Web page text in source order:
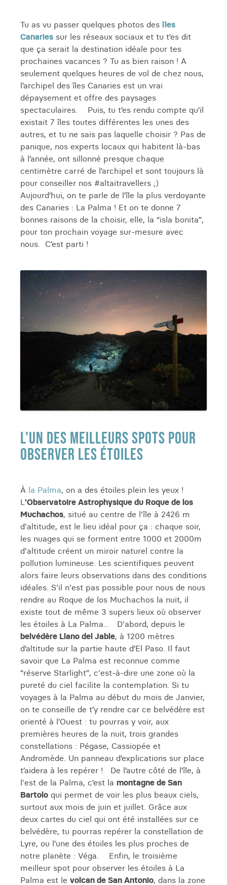
Tu as vu passer quelques photos desîles
Canaries sur les réseaux sociaux et tu t’es dit
que ça serait la destination idéale pour tes
prochaines vacances ? Tu as bien raison ! A
seulement quelques heures de vol de chez nous,
l’archipel des îles Canaries est un vrai
dépaysement et offre des paysages
spectaculaires. Puis, tu t’es rendu compte qu’il
existait 7 îles toutes différentes les unes des
autres, et tu ne sais pas laquelle choisir ? Pas de
panique, nos experts locaux qui habitent là-bas
à l’année, ont sillonné presque chaque
centimètre carré de l’archipel et sont toujours là
pour conseiller nos #altaitravellers ;)
Aujourd’hui, on te parle de l’île la plus verdoyante
des Canaries : La Palma ! Et on te donne 7
bonnes raisons de la choisir, elle, la “isla bonita”,
pour ton prochain voyage sur-mesure avec
nous. C’est parti !
L'UN DES MEILLEURS SPOTS POUR
OBSERVER LES ÉTOILES
À la Palma, on a des étoiles plein les yeux !
L'Observatoire Astrophysique du Roque de los
Muchachos, situé au centre de l'île à 2426 m
d'altitude, est le lieu idéal pour ça : chaque soir,
les nuages qui se forment entre 1000 et 2000m
d'altitude créent un miroir naturel contre la
pollution lumineuse. Les scientifiques peuvent
alors faire leurs observations dans des conditions
idéales. S'il n'est pas possible pour nous de nous
rendre au Roque de los Muchachos la nuit, il
existe tout de même 3 supers lieux où observer
les étoiles à La Palma... D'abord, depuis le
belvédère Llano del Jable, à 1200 mètres
d’altitude sur la partie haute d’El Paso. Il faut
savoir que La Palma est reconnue comme
“réserve Starlight”, c'est-à-dire une zone où la
pureté du ciel facilite la contemplation. Si tu
voyages à la Palma au début du mois de Janvier,
on te conseille de t’y rendre car ce belvédère est
orienté à l’Ouest : tu pourras y voir, aux
premières heures de la nuit, trois grandes
constellations : Pégase, Cassiopée et
Andromède. Un panneau d’explications sur place
t’aidera à les repérer ! De l’autre côté de l’île, à
l'est de la Palma, c’est la montagne de San
Bartolo qui permet de voir les plus beaux ciels,
surtout aux mois de juin et juillet. Grâce aux
deux cartes du ciel qui ont été installées sur ce
belvédère, tu pourras repérer la constellation de
Lyre, ou l’une des étoiles les plus proches de
notre planète : Véga. Enfin, le troisième
meilleur spot pour observer les étoiles à La
Palma est le volcan de San Antonio, dans la zone